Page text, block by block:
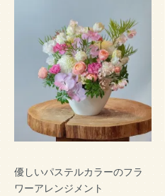
優しいパステルカラーのフラ
ワーアレンジメント